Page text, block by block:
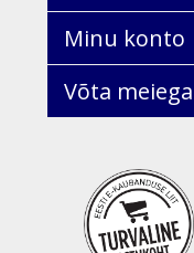
Minu konto
Võta